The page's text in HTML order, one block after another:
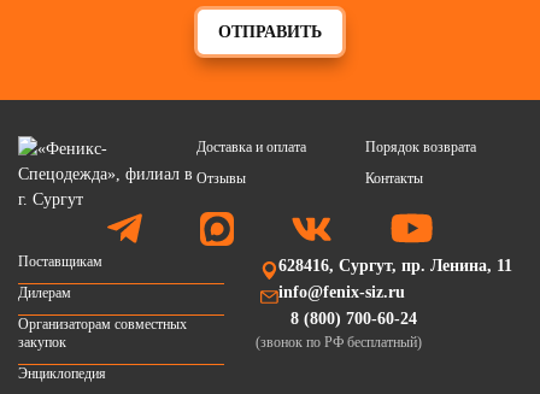
ОТПРАВИТЬ
Доставка и оплата
Порядок возврата
Отзывы
Контакты
Поставщикам
Дилерам
Организаторам совместных
закупок
Энциклопедия
628416, Сургут, пр. Ленина, 11
info@fenix-siz.ru
8 (800) 700-60-24
(звонок по РФ бесплатный)